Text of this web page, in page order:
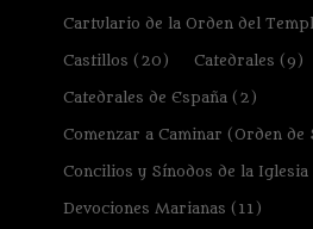
Cartulario de la Orden del
Castillos (20) Catedrales (9)
Catedrales de España (2)
Comenzar a Caminar (Orden de
Concilios y Sínodos de la Iglesia
Devociones Marianas (11)